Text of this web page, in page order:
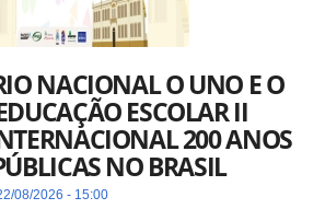
NACIONAL O UNO E O
ESCOLAR II
200 ANOS
NO BRASIL
08/2026 - 15:00